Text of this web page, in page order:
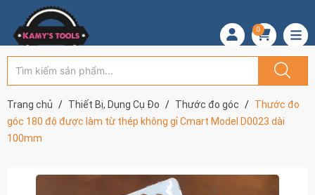
0
Trang chủ Thiết Bị, Dụng Cụ Đo Thước đo góc
Thước đo
góc 180 độ được làm từ thép không gỉ Cmart Model D0023 dài
100mm